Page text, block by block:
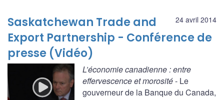
24 avril 2014
Saskatchewan Trade and
Export Partnership - Conférence de
presse (Vidéo)
L’économie canadienne : entre
effervescence et morosité- Le
gouverneur de la Banque du Canada,